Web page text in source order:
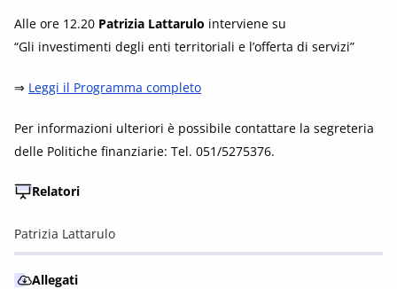
Alle ore 12.20 Patrizia Lattarulo interviene su
“Gli investimenti degli enti territoriali e l’offerta di servizi”
⇒ Leggi il Programma completo
Per informazioni ulteriori è possibile contattare la segreteria
delle Politiche finanziarie: Tel. 051/5275376.
Relatori
Patrizia Lattarulo
Allegati